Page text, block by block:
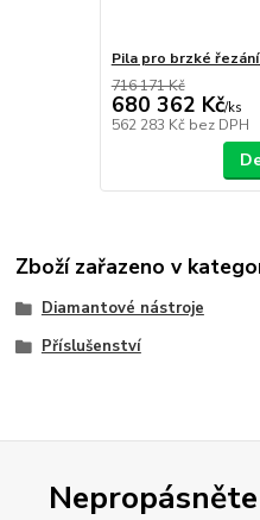
Pila pro brzké
716 171 Kč
680 362 Kč/ks
562 283 Kč bez DPH
Zboží zařazeno v
Diamantové nástroje
Příslušenství